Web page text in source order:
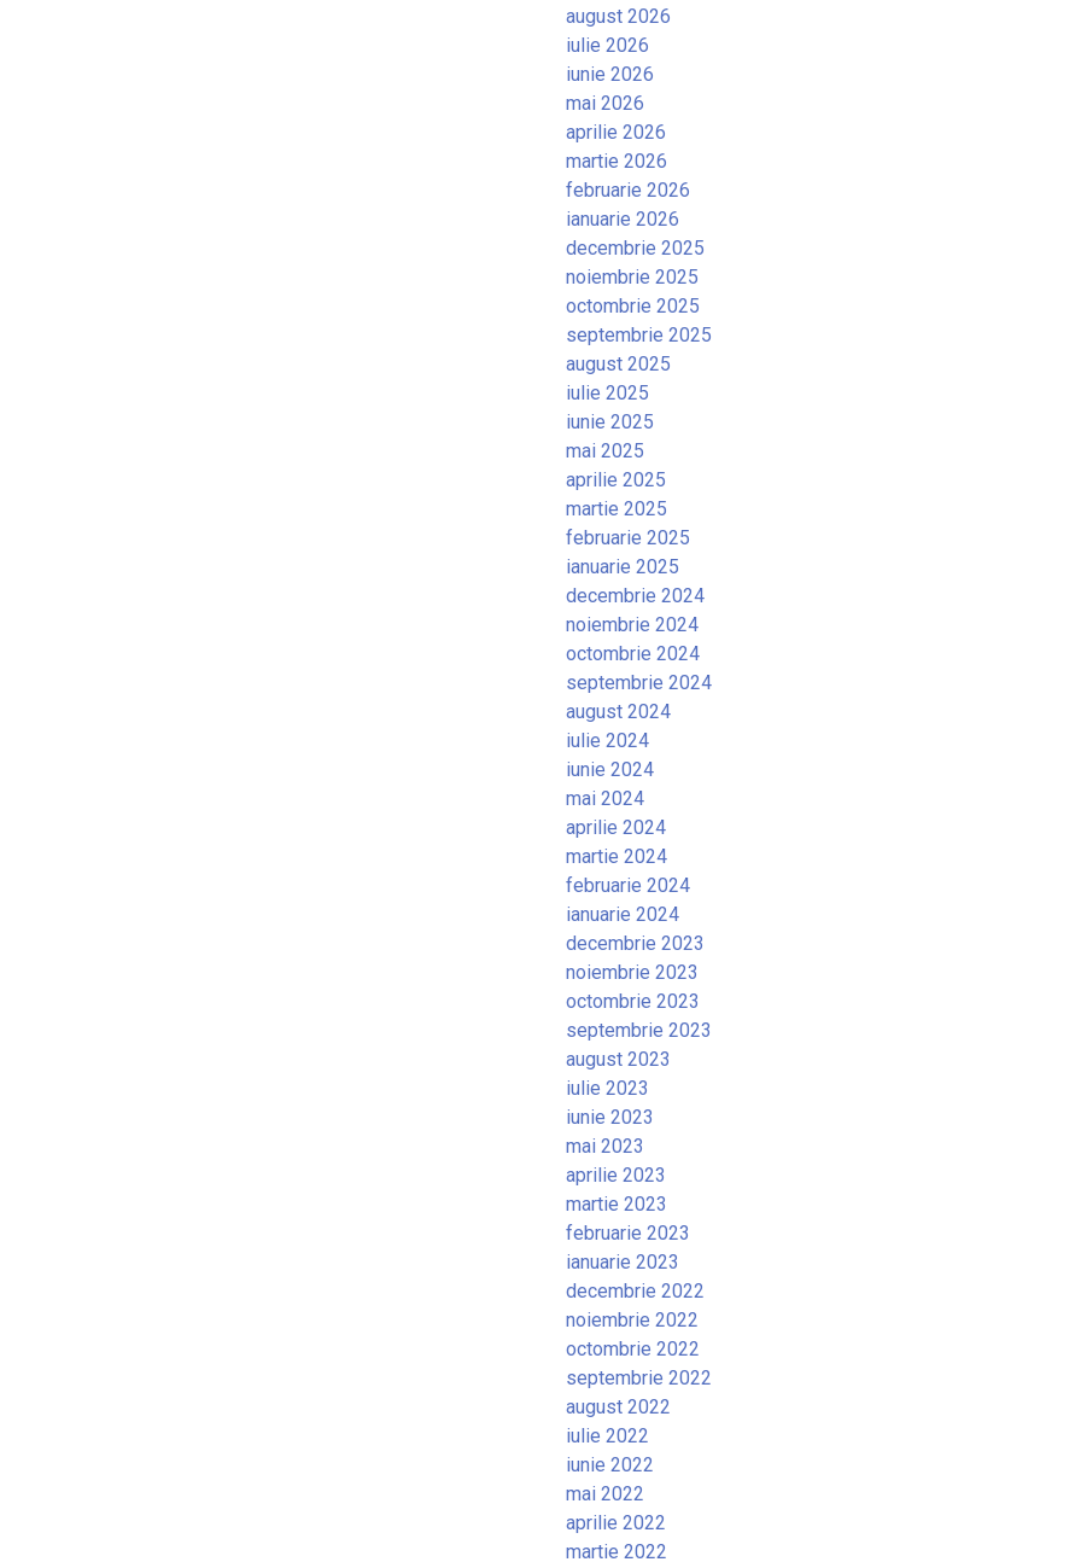
august 2026
iulie 2026
iunie 2026
mai 2026
aprilie 2026
martie 2026
februarie 2026
ianuarie 2026
decembrie 2025
noiembrie 2025
octombrie 2025
septembrie 2025
august 2025
iulie 2025
iunie 2025
mai 2025
aprilie 2025
martie 2025
februarie 2025
ianuarie 2025
decembrie 2024
noiembrie 2024
octombrie 2024
septembrie 2024
august 2024
iulie 2024
iunie 2024
mai 2024
aprilie 2024
martie 2024
februarie 2024
ianuarie 2024
decembrie 2023
noiembrie 2023
octombrie 2023
septembrie 2023
august 2023
iulie 2023
iunie 2023
mai 2023
aprilie 2023
martie 2023
februarie 2023
ianuarie 2023
decembrie 2022
noiembrie 2022
octombrie 2022
septembrie 2022
august 2022
iulie 2022
iunie 2022
mai 2022
aprilie 2022
martie 2022